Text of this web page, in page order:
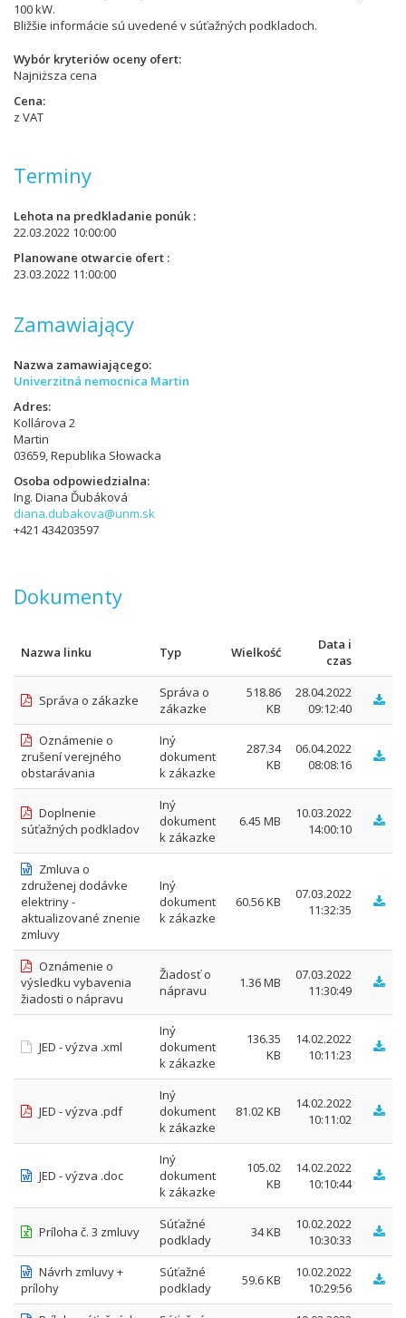
100 kW.
Bližšie informácie sú uvedené v súťažných podkladoch.
Wybór kryteriów oceny ofert
Najniższa cena
Cena
z VAT
Terminy
Lehota na predkladanie ponúk
22.03.2022 10:00:00
Planowane otwarcie ofert
23.03.2022 11:00:00
Zamawiający
Nazwa zamawiającego
Univerzitná nemocnica Martin
Adres
Kollárova 2
Martin
03659, Republika Słowacka
Osoba odpowiedzialna
Ing. Diana Ďubáková
diana.dubakova@unm.sk
+421 434203597
Dokumenty
Nazwa linku Typ Wielkość
Data i
czas
Správa o zákazke
Správa o
zákazke
518.86
KB
28.04.2022
09:12:40
Oznámenie o
zrušení verejného
obstarávania
Iný
dokument
k zákazke
287.34
KB
06.04.2022
08:08:16
Doplnenie
súťažných podkladov
Iný
dokument
k zákazke
6.45 MB
10.03.2022
14:00:10
Zmluva o
združenej dodávke
elektriny -
aktualizované znenie
zmluvy
Iný
dokument
k zákazke
60.56 KB
07.03.2022
11:32:35
Oznámenie o
výsledku vybavenia
žiadosti o nápravu
Žiadosť o
nápravu
1.36 MB
07.03.2022
11:30:49
JED - výzva .xml
Iný
dokument
k zákazke
136.35
KB
14.02.2022
10:11:23
JED - výzva .pdf
Iný
dokument
k zákazke
81.02 KB
14.02.2022
10:11:02
JED - výzva .doc
Iný
dokument
k zákazke
105.02
KB
14.02.2022
10:10:44
Príloha č. 3 zmluvy
Súťažné
podklady
34 KB
10.02.2022
10:30:33
Návrh zmluvy +
prílohy
Súťažné
podklady
59.6 KB
10.02.2022
10:29:56